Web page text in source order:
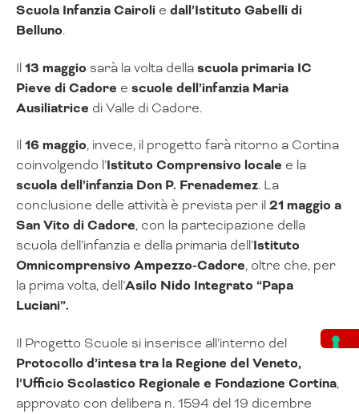
Scuola Infanzia Cairoli e dall’Istituto Gabelli di
Belluno.
Il13 maggio sarà la volta dellascuola primaria IC
Pieve di Cadore e scuole dell’infanzia Maria
Ausiliatrice di Valle di Cadore.
Il16 maggio, invece, il progetto farà ritorno a Cortina
coinvolgendo l’Istituto Comprensivo locale e la
scuola dell’infanzia Don P. Frenademez. La
conclusione delle attività è prevista per il21 maggio a
San Vito di Cadore, con la partecipazione della
scuola dell’infanzia e della primaria dell’Istituto
Omnicomprensivo Ampezzo-Cadore, oltre che, per
la prima volta, dell’Asilo Nido Integrato “Papa
Luciani”.
Il Progetto Scuole si inserisce all’interno del
Protocollo d’intesa tra la Regione del Veneto,
l’Ufficio Scolastico Regionale e Fondazione Cortina,
approvato con delibera n. 1594 del 19 dicembre